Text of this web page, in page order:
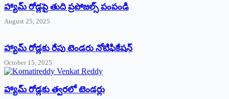
హ్యామ్‌ రోడ్లపై తుది ప్రపోజల్స్‌ పంపండి
August 25, 2025
హ్యామ్‌ రోడ్లకు రేపు టెండరు నోటిఫికేషన్‌
October 15, 2025
హ్యామ్‌ రోడ్లకు త్వరలో టెండర్లు